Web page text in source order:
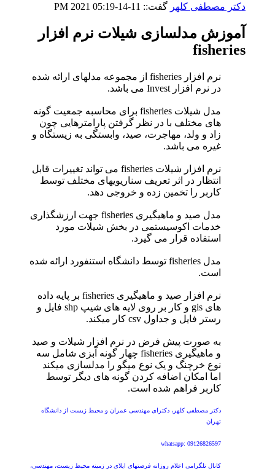
دکتر مصطفی کلهر گفت:: 11-14-2021
05:19 PM
آموزش مدلسازی شیلات نرم افزار
fisheries
نرم افزار fisheries از مجموعه مدلهای ارائه شده
در نرم افزار Invest می باشد.
مدل شیلات fisheries برای محاسبه جمعیت گونه
های مختلف با در نظر گرفتن پارامترهایی چون
زاد و ولد، مهاجرت، صید، وابستگی به زیستگاه و
غیره می باشد.
نرم افزار شیلات fisheries می تواند تغییرات قابل
انتظار در اثر تعریف سناریویهای مختلف توسط
کاربر را تخمین زده و خروجی دهد.
مدل صید و ماهیگیری fisheries جهت ارزشگذاری
خدمات اکوسیستمی در بخش شیلات مورد
استفاده قرار می گیرد.
مدل fisheries توسط دانشگاه استنفورد ارائه شده
است.
نرم افزار صید و ماهیگیری fisheries بر پایه داده
های gis و کار بر روی لایه های شیپ shp فایل و
رستر فایل و جداول csv کار میکند.
به صورت پیش فرض در نرم افزار شیلات و صید
و ماهیگیری fisheries چهار گونه آبزی شامل سه
نوع خرچنگ و یک نوع میگو را مدلسازی میکند
اما امکان اضافه کردن گونه های دیگر توسط
کاربر فراهم شده است.
دکتر مصطفی کلهر، دکترای مهندسی عمران و محیط زیست از دانشگاه
تهران
whatsapp: 09126826597
کانال تلگرامی اعلام روزانه فرصتهای اپلای در زمینه محیط زیست، مهندسی،